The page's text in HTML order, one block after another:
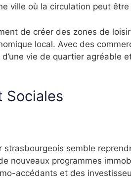
ville où la circulation peut être
de créer des zones de
local. Avec des
vie de quartier agréable
Sociales
semble
nouveaux programmes
accédants et des